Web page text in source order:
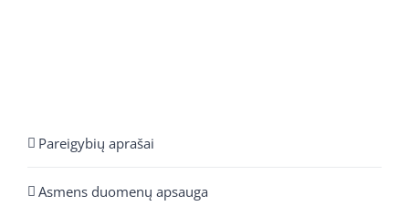
Pareigybių aprašai
Asmens duomenų apsauga